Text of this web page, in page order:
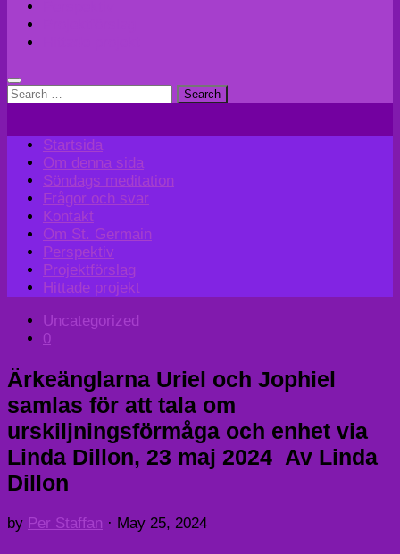
Search
Startsida
Om denna sida
Söndags meditation
Frågor och svar
Kontakt
Om St. Germain
Perspektiv
Projektförslag
Hittade projekt
Uncategorized
0
Ärkeänglarna Uriel och Jophiel
samlas för att tala om
urskiljningsförmåga och enhet via
Linda Dillon, 23 maj 2024 Av Linda
Dillon
by Per Staffan · May 25, 2024